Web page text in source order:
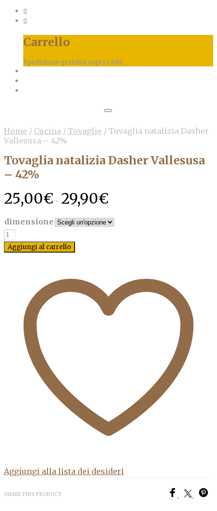
0
0
Carrello
Spedizione gratuita sopra i 69€
Home / Cucina / Tovaglie / Tovaglia natalizia Dasher
Vallesusa – 42%
Tovaglia natalizia Dasher Vallesusa
– 42%
25,00€ - 29,90€
da
dimensione
Quantità
Aggiungi al carrello
Aggiungi alla lista dei desideri
SHARE THIS PRODUCT